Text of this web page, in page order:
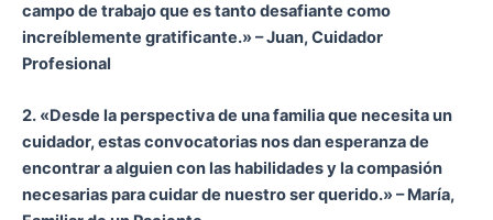
campo de trabajo que es tanto desafiante como
increíblemente gratificante.» – Juan, Cuidador
Profesional
2. «Desde la perspectiva de una familia que necesita un
cuidador, estas convocatorias nos dan esperanza de
encontrar a alguien con las habilidades y la compasión
necesarias para cuidar de nuestro ser querido.» – María,